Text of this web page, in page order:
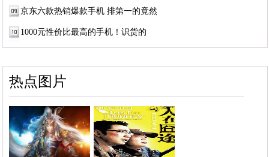
京东六款热销爆款手机 排第一的竟然
1000元性价比最高的手机！识货的
热点图片